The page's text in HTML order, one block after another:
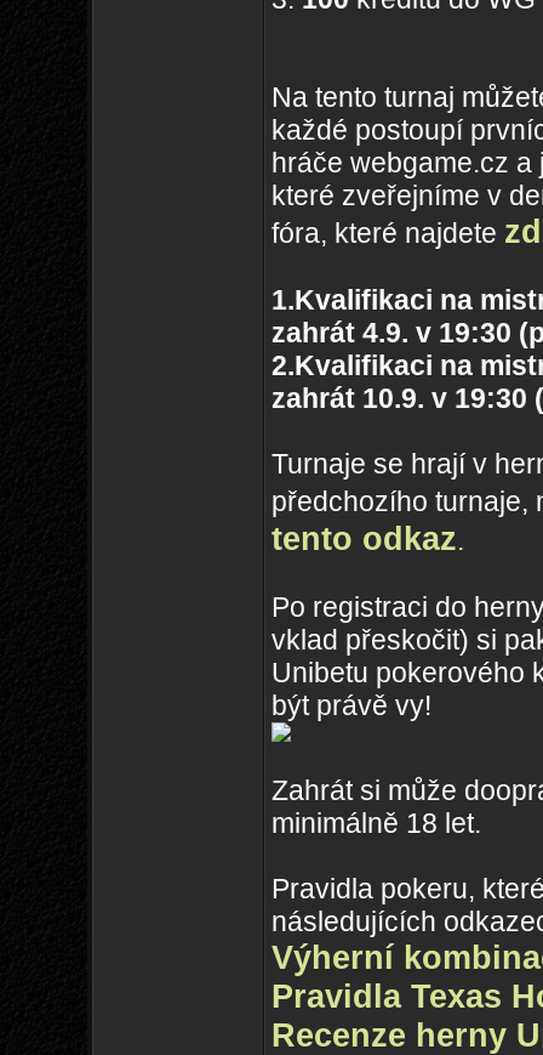
Na tento turnaj
každé postoupí
hráče webgame.cz a
které zveřejníme v
fóra, které najdete
1.Kvalifikaci na
zahrát 4.9. v 19:30
2.Kvalifikaci na
zahrát 10.9. v 19:30
Turnaje se hrají v
předchozího turnaje,
tento odkaz.
Po registraci do
vklad přeskočit) si
Unibetu pokerového
být právě vy!
Zahrát si může
minimálně 18 let.
Pravidla pokeru,
následujících
Výherní
Pravidla Texas
Recenze herny